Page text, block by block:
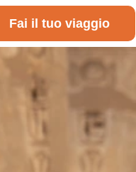
Fai il tuo viaggio